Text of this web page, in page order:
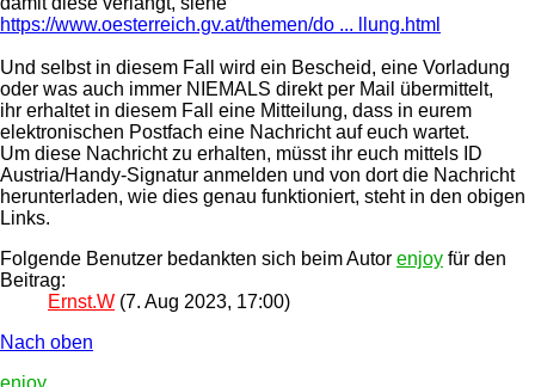
https://www.oesterreich.gv.at/themen/do ... llung.html
Und selbst in diesem Fall wird ein Bescheid, eine Vorladung
oder was auch immer NIEMALS direkt per Mail übermittelt,
ihr erhaltet in diesem Fall eine Mitteilung, dass in eurem
elektronischen Postfach eine Nachricht auf euch wartet.
Um diese Nachricht zu erhalten, müsst ihr euch mittels ID
Austria/Handy-Signatur anmelden und von dort die Nachricht
herunterladen, wie dies genau funktioniert, steht in den obigen
Links.
Folgende Benutzer bedankten sich beim Autor enjoy für den
Beitrag:
Ernst.W (7. Aug 2023, 17:00)
Nach oben
enjoy